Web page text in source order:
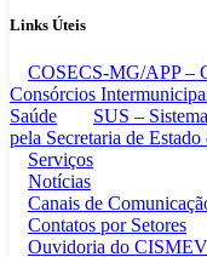
Links Úteis
COSECS-MG/APP –
Consórcios
Saúde
SUS –
pela Secretaria de
Serviços
Notícias
Canais de
Contatos por Setores
Ouvidoria do CISMEV